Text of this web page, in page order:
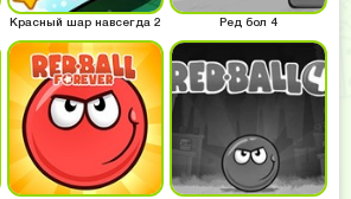
Красный шар навсегда 2 Ред бол 4